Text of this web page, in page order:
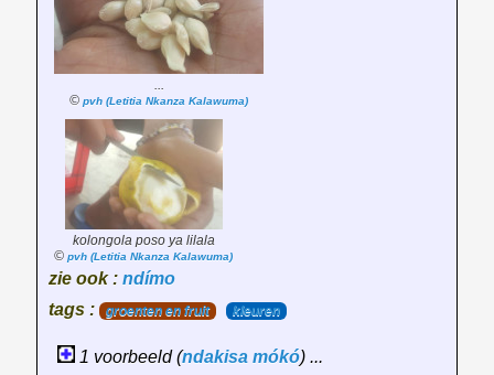
...
© pvh (Letitia Nkanza Kalawuma)
kolongola poso ya lilala
© pvh (Letitia Nkanza Kalawuma)
zie ook : ndímo
tags :
groenten en fruit kleuren
1 voorbeeld (ndakisa mókó) ...